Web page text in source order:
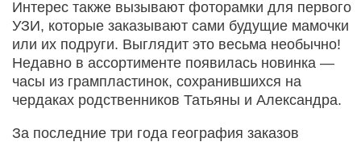
Интерес также вызывают фоторамки для первого
УЗИ, которые заказывают сами будущие мамочки
или их подруги. Выглядит это весьма необычно!
Недавно в ассортименте появилась новинка —
часы из грампластинок, сохранившихся на
чердаках родственников Татьяны и Александра.
За последние три года география заказов